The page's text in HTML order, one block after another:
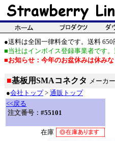
●送料は全国一律料金です。送料
■当社はインボイス登録事業者です
■お知らせ：今年のお盆休みは休みな
■基板用SMAコネクタ メーカ
●会社トップ> 通販トップ
<<戻る
注文番号： #55101
在庫